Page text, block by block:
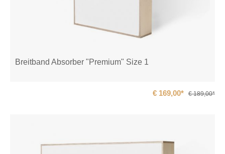
Breitband Absorber "Premium" Size 1
€ 169,00* € 189,00*